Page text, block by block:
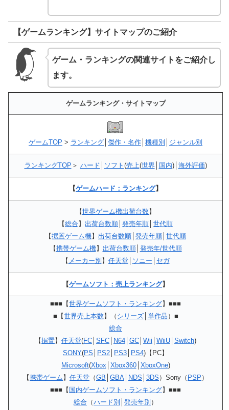
【ゲームランキング】サイトマップのご紹介
ゲーム・ランキングの関連サイトをご紹介し
ます。
ゲームランキング・サイトマップ
ゲームTOP > ランキング 傑作・名作 機種別 ジャンル別
ランキングTOP ＞ ハード ソフト (売上(世界 国内)│ 海外評価)
【ゲームハード：ランキング】
【世界ゲーム機出荷台数】
【総合】 出荷台数順 発売年順 世代順
【据置ゲーム機】 出荷台数順 発売年順 世代順
【携帯ゲーム機】 出荷台数順│ 発売年/世代順
【 メーカー別 】 任天堂│ ソニー セガ
【ゲームソフト：売上ランキング】
■■■【世界ゲームソフト・ランキング】■■■
■【世界売上本数】（ シリーズ│ 単作品 ）■
総合
【据置】 任天堂(FC SFC N64 GC Wii WiiU Switch)
SONY(PS PS2 PS3 PS4)【PC】
Microsoft(Xbox Xbox360│ XboxOne)
【携帯ゲーム 】 任天堂 （GB GBA NDS 3DS ）Sony（ PSP ）
■■■【 国内ゲームソフト・ランキング】■■■
総合 （ハード別 発売年別 ）